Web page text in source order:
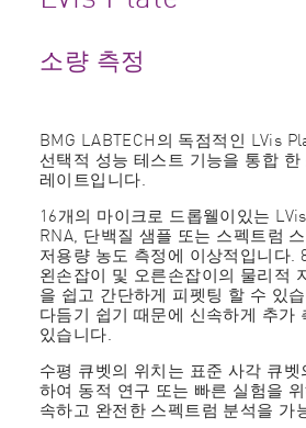
연구 분야
자원
영업 및 지원
회사 소개
소량 측정
BMG LABTECH의 독점적인 LVis
선택적 성능 테스트 기능을 통합
레이트입니다.
16개의 마이크로 드롭웰이있는
RNA, 단백질 샘플 또는 스펙트럼
저용량 농도 측정에 이상적입니다.
왼손잡이 및 오른손잡이의 물리적
을 쉽고 간단하게 피펫팅 할 수 있
다듬기 쉽기 때문에 신속하게 추가
있습니다.
수평 큐벳의 위치는 표준 사각 큐
하여 동적 연구 또는 빠른 실험을
속하고 완전한 스펙트럼 분석을 가